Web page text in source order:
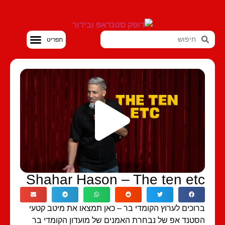
Shahar Hason – The ten
לערוץ הקומדי בר – כאן תמצאו את מיטב קטעי
אפ של נבחרת האמנים של מועדון הקומדי בר